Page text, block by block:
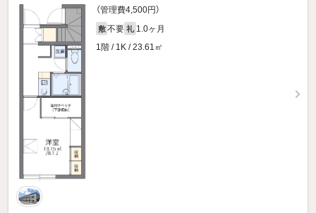
（管理費4,500円）
敷 不要 礼 1.0ヶ月
1階 / 1K / 23.61㎡